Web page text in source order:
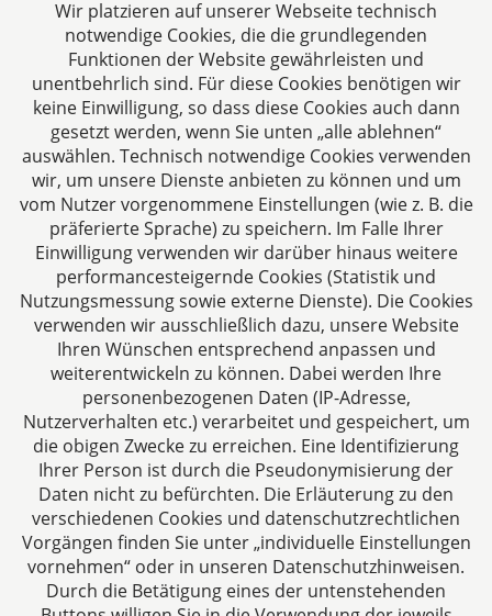
verstehen uns als Full-Service-Dienstleister. Rechts-
und Steuerberatung auf höchstem Niveau in einer
persönlichen Beratungs- und Arbeitsatmosphäre
sind die Zielsetzungen unserer täglichen Arbeit.
Folgen Sie uns auf
Das europäische Kanzlei-Netzwerk
Impressum
Wir platzieren auf unserer Webseite technisch
notwendige Cookies, die die grundlegenden
Funktionen der Website gewährleisten und
unentbehrlich sind. Für diese Cookies benötigen wir
keine Einwilligung, so dass diese Cookies auch dann
gesetzt werden, wenn Sie unten „alle ablehnen“
auswählen. Technisch notwendige Cookies verwenden
wir, um unsere Dienste anbieten zu können und um
vom Nutzer vorgenommene Einstellungen (wie z. B. die
präferierte Sprache) zu speichern. Im Falle Ihrer
Einwilligung verwenden wir darüber hinaus weitere
performancesteigernde Cookies (Statistik und
Nutzungsmessung sowie externe Dienste). Die Cookies
verwenden wir ausschließlich dazu, unsere Website
Ihren Wünschen entsprechend anpassen und
weiterentwickeln zu können. Dabei werden Ihre
personenbezogenen Daten (IP-Adresse,
Nutzerverhalten etc.) verarbeitet und gespeichert, um
die obigen Zwecke zu erreichen. Eine Identifizierung
Ihrer Person ist durch die Pseudonymisierung der
Daten nicht zu befürchten. Die Erläuterung zu den
verschiedenen Cookies und datenschutzrechtlichen
Vorgängen finden Sie unter „individuelle Einstellungen
vornehmen“ oder in unseren Datenschutzhinweisen.
Durch die Betätigung eines der untenstehenden